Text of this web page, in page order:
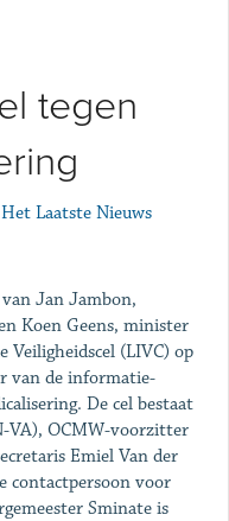
tegen
Het Laatste Nieuws
Jan Jambon,
Koen Geens, minister
Veiligheidscel (LIVC) op
van de informatie-
De cel bestaat
VA), OCMW-voorzitter
Emiel Van der
contactpersoon voor
Sminate is